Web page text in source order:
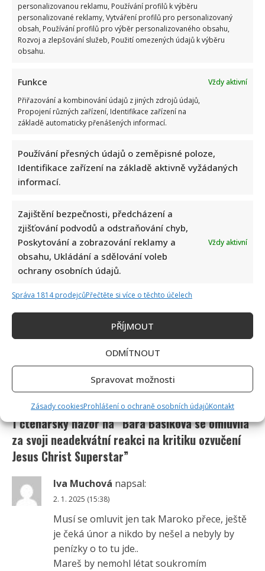
personalizovanou reklamu, Používání profilů k výběru
personalizované reklamy, Vytváření profilů pro personalizovaný
obsah, Používání profilů pro výběr personalizovaného obsahu,
Rozvoj a zlepšování služeb, Použití omezených údajů k výběru
obsahu.
Funkce
Vždy aktivní
Přiřazování a kombinování údajů z jiných zdrojů údajů,
Propojení různých zařízení, Identifikace zařízení na
základě automaticky přenášených informací.
Používání přesných údajů o zeměpisné poloze,
Identifikace zařízení na základě aktivně vyžádaných
informací.
Zajištění bezpečnosti, předcházení a
zjišťování podvodů a odstraňování chyb,
Poskytování a zobrazování reklamy a
obsahu, Ukládání a sdělování voleb
ochrany osobních údajů.
Vždy aktivní
Správa 1814 prodejcůPřečtěte si více o těchto účelech
PŘÍJMOUT
ODMÍTNOUT
Spravovat možnosti
Zásady cookiesProhlášení o ochraně osobních údajůKontakt
1 čtenářský názor na “Bára Basiková se omluvila
za svoji neadekvátní reakci na kritiku ozvučení
Jesus Christ Superstar”
Iva Muchová napsal:
2. 1. 2025 (15:38)
Musí se omluvit jen tak Maroko přece, ještě
je čeká únor a nikdo by nešel a nebyly by
penízky o to tu jde..
Mareš by nemohl létat soukromím